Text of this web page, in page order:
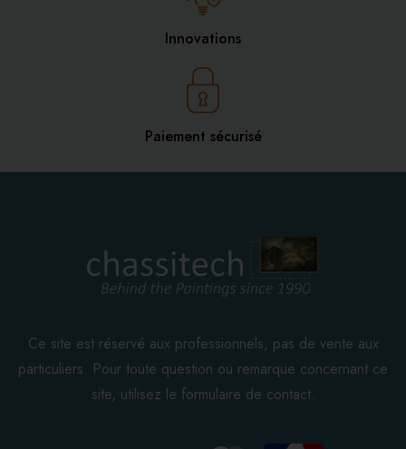
Innovations
Paiement sécurisé
Ce site est réservé aux professionnels, pas de vente aux
particuliers. Pour toute question ou remarque concernant ce
site, utilisez le formulaire de contact.